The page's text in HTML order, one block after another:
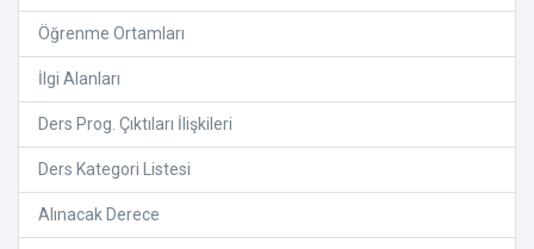
Öğrenme Ortamları
İlgi Alanları
Ders Prog. Çıktıları İlişkileri
Ders Kategori Listesi
Alınacak Derece